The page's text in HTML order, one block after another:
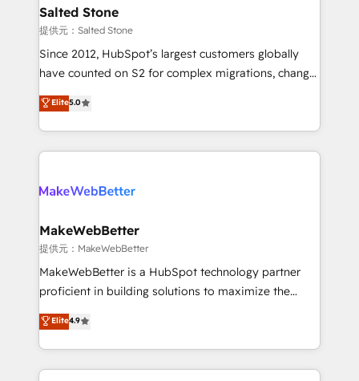
pipeline generation, data intelligence, and go-to-
market execution. Why B2B Businesses Choose RP: -
Secure: Soc2 compliant 🛡️ - Pricing: Implementations
starting at $1,5k 💵 - Speed: Launch in 14 days ⚡ -
Scale: Fastest tiering Elite HubSpot Partner 🪴 -
technical agency for a growth problem. Hire a
Salted Stone
提供元：Salted Stone
Since 2012, HubSpot’s largest customers globally
have counted on S2 for complex migrations, change
management, systems integration, and creative
solutions that deliver measurable impact and
transform brand experiences As one of the few full-
service creative agencies in the HubSpot
winning design to build scalable, globally
marketing campaigns, & RevOps frameworks that
fuel long-term success We connect the entire
customer lifecycle through seamless integrations,
ensure long-term adoption with change-
and service to drive sustainable growth With 6 key
HubSpot accreditations and experience across
Elite5.0
MakeWebBetter
提供元：MakeWebBetter
MakeWebBetter is a HubSpot technology partner
proficient in building solutions to maximize the
operational efficiency of HubSpot. The fastest-
growing tech-enabler & facilitator, MakeWebBetter,
hands you the blend of HubSpot expertise &
eminent solutions & integrations. Trust us to
Elite4.9